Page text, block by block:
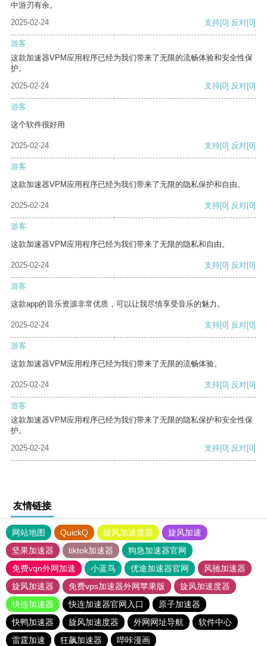
中游刃有余。
2025-02-24
支持[0] 反对[0]
游客
这款加速器VPM应用程序已经为我们带来了无限的流畅体验和安全性保
护。
2025-02-24
支持[0] 反对[0]
游客
这个软件很好用
2025-02-24 支持[0] 反对[0]
游客
这款加速器VPM应用程序已经为我们带来了无限的隐私保护和自由。
2025-02-24 支持[0] 反对[0]
游客
这款加速器VPM应用程序已经为我们带来了无限的隐私和自由。
2025-02-24 支持[0] 反对[0]
游客
这款app的音乐资源非常优质，可以让我尽情享受音乐的魅力。
2025-02-24 支持[0] 反对[0]
游客
这款加速器VPM应用程序已经为我们带来了无限的流畅体验。
2025-02-24 支持[0] 反对[0]
游客
这款加速器VPM应用程序已经为我们带来了无限的隐私保护和安全性保
护。
2025-02-24
支持[0] 反对[0]
友情链接
网站地图 QuickQ 旋风加速度器
旋风加速
坚果加速器
tiktok加速器
狗急加速器官网
免费vqn外网加速
小蓝鸟 优途加速器官网
风驰加速器
旋风加速器
免费vps加速器外网苹果版
旋风加速度器
快连加速器
快连加速器官网入口
原子加速器
快鸭加速器
旋风加速度器 外网网址导航
软件中心
雷霆加速
狂飙加速器 哔咔漫画